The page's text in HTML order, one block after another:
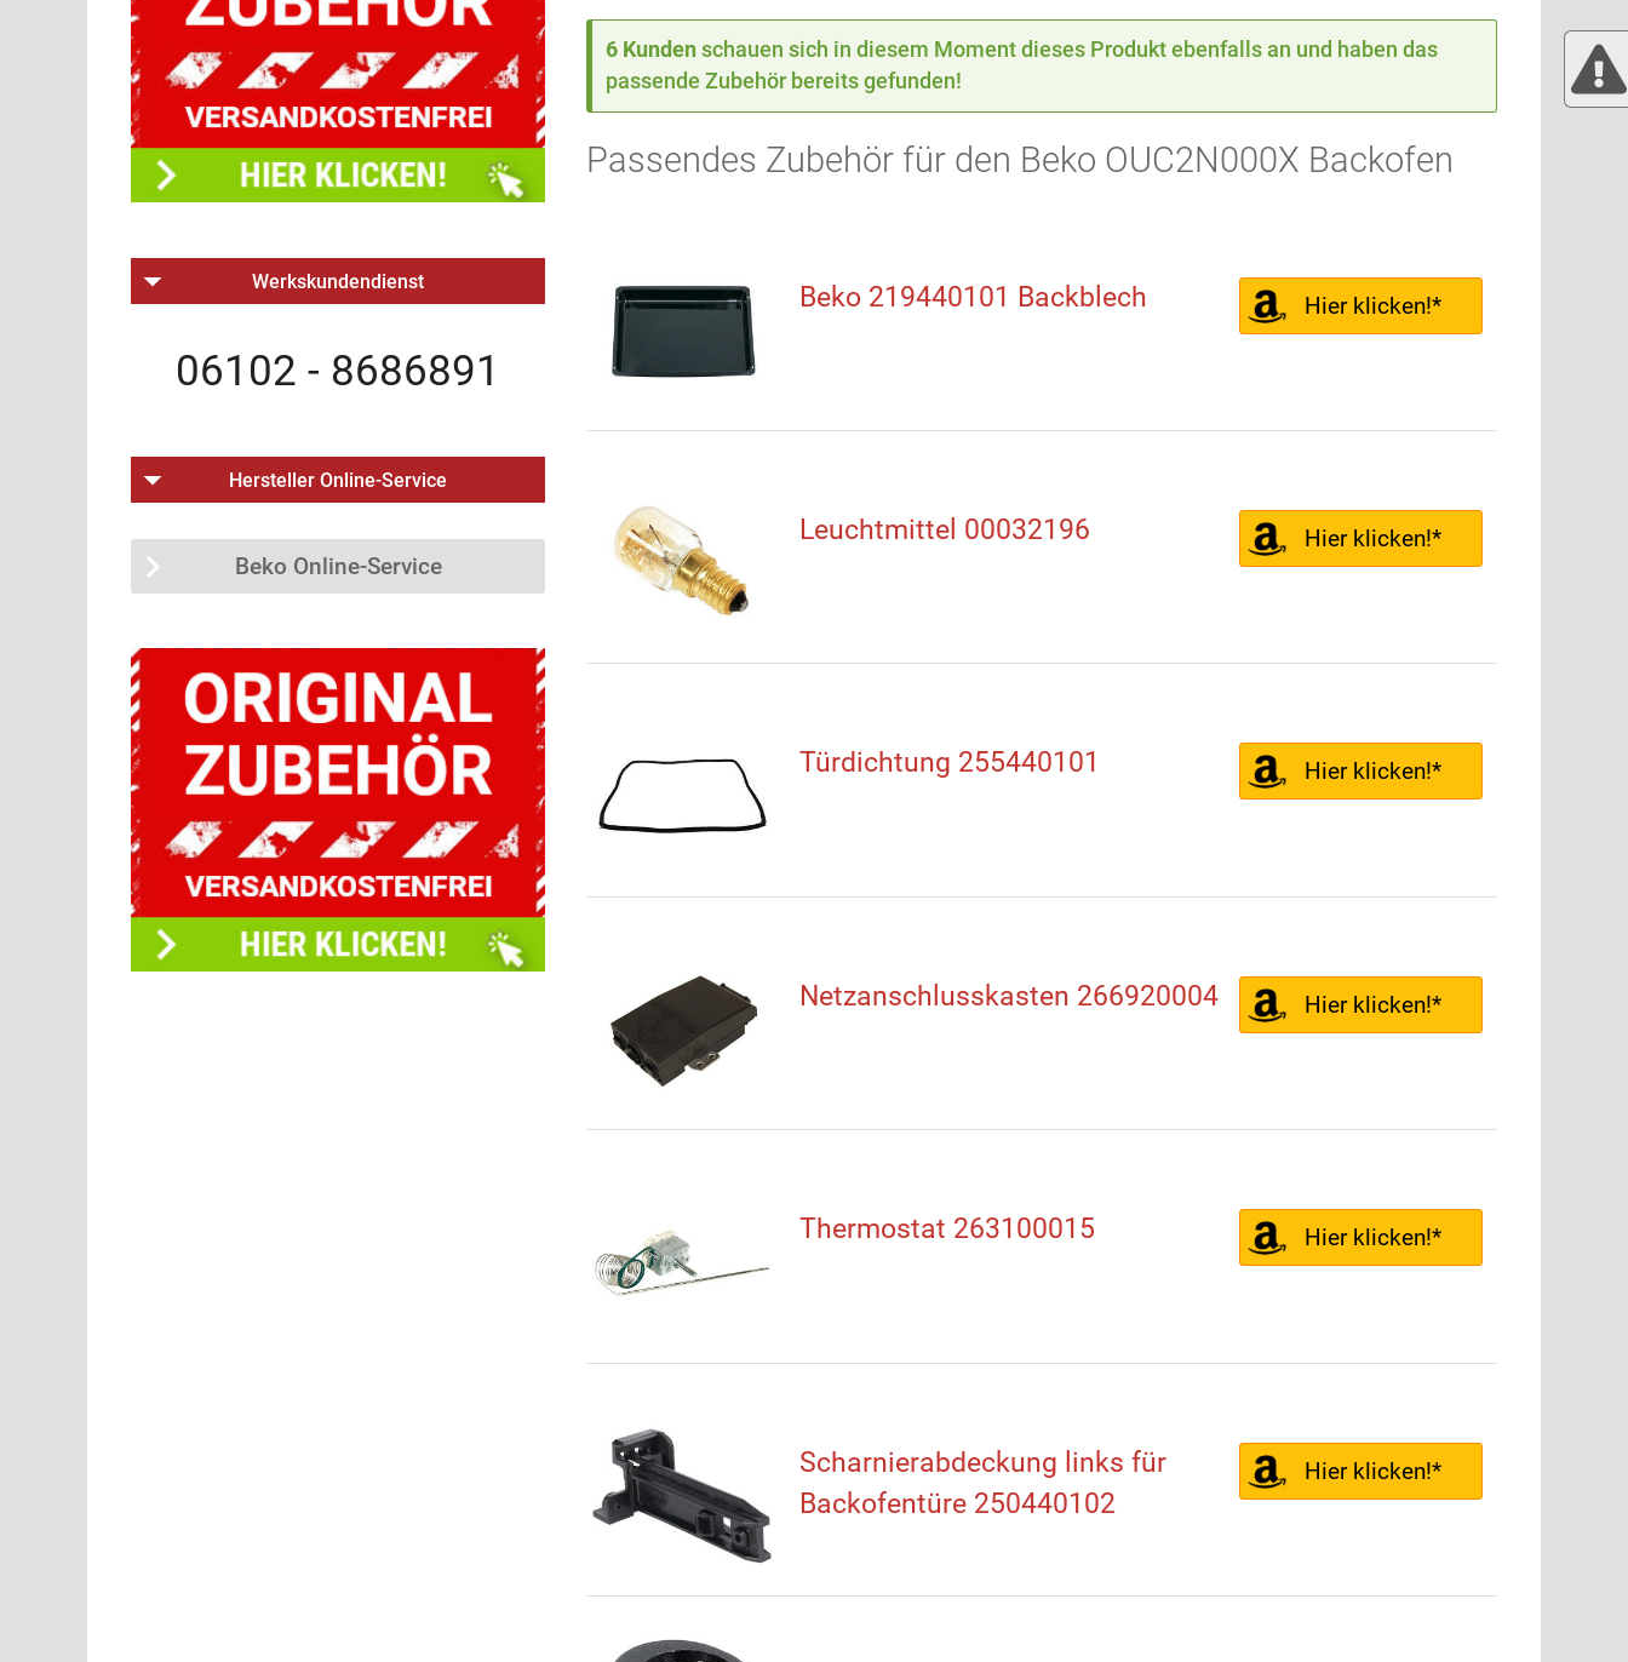
6 Kunden schauen sich in diesem Moment dieses Produkt ebenfalls an und haben das
passende Zubehör bereits gefunden!
Passendes Zubehör für den Beko OUC2N000X Backofen
Beko 219440101 Backblech Hier klicken!*
Leuchtmittel 00032196 Hier klicken!*
Türdichtung 255440101 Hier klicken!*
Netzanschlusskasten 266920004 Hier klicken!*
Thermostat 263100015 Hier klicken!*
Scharnierabdeckung links für
Backofentüre 250440102
Hier klicken!*
Werkskundendienst
06102 - 8686891
Hersteller Online-Service
Beko Online-Service